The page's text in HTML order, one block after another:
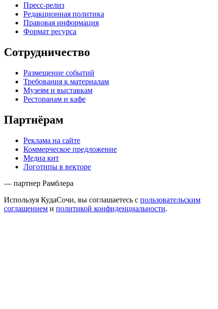
Пресс-релиз
Редакционная политика
Правовая информация
Формат ресурса
Сотрудничество
Размещение событий
Требования к материалам
Музеям и выставкам
Ресторанам и кафе
Партнёрам
Реклама на сайте
Коммерческое предложение
Медиа кит
Логотипы в векторе
— партнер Рамблера
Используя КудаСочи, вы соглашаетесь с пользовательским
соглашением и политикой конфиденциальности.